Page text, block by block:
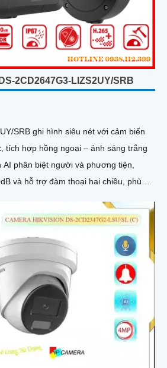
2CD2647G3-LIZS2UY/SRB
SRB ghi hình siêu nét với cảm biến
tích hợp hồng ngoại – ánh sáng trắng
và hỗ trợ đàm thoại hai chiều, phù